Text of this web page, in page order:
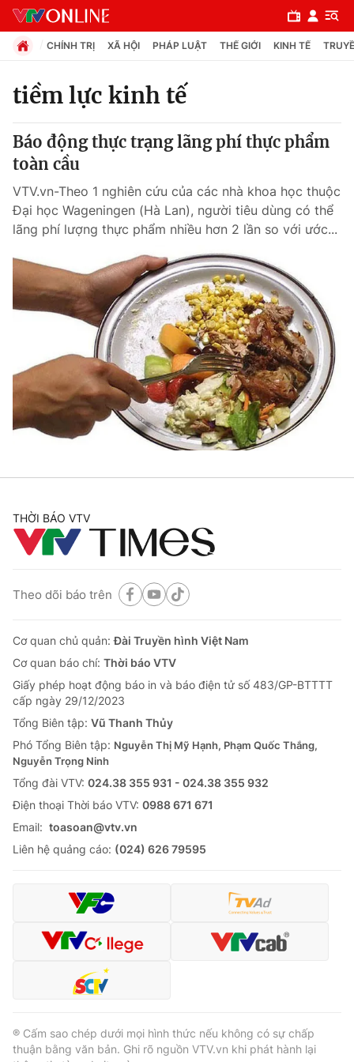
Chuyên mục
Chính trị
Xã hội
Y tế
Tin tức
Thế giới đó đây
Câu chuyện quốc tế
Kinh tế
Tài chính
Góc doanh nghiệp
Dữ liệu và đời sống
Truyền hình
Phim VTV
Hậu trường
Giải sao mai
Giải trí
Điện ảnh
Âm nhạc
Du lịch
Làm đẹp
Chất lượng cuộc sống
Tuyển sinh
Học trực tuyến
Công nghệ
Hitech Công nghệ tương lai
Sản phẩm
Thị trường
Tư vấn
Giao lưu trực tuyến
Lịch phát sóng
Chuyên mục khác
Emagazine Podcast
Video Shorts video
VTV Money
VTV Sức khoẻ Bất động sản
CHÍNH TRỊ XÃ HỘI PHÁP LUẬT THẾ GIỚI KINH TẾ
tiềm lực kinh tế
Báo động thực trạng lãng phí thực phẩm
toàn cầu
VTV.vn-Theo 1 nghiên cứu của các nhà khoa học thuộc
Đại học Wageningen (Hà Lan), người tiêu dùng có thể
lãng phí lượng thực phẩm nhiều hơn 2 lần so với ước...
THỜI BÁO VTV
Theo dõi báo trên
Cơ quan chủ quản:Đài Truyền hình Việt Nam
Cơ quan báo chí: Thời báo VTV
Giấy phép hoạt động báo in và báo điện tử số 483/GP-BTTTT
cấp ngày 29/12/2023
Tổng Biên tập: Vũ Thanh Thủy
Phó Tổng Biên tập: Nguyễn Thị Mỹ Hạnh, Phạm Quốc Thắng,
Nguyễn Trọng Ninh
Tổng đài VTV: 024.38 355 931 - 024.38 355 932
Ðiện thoại Thời báo VTV: 0988 671 671
Email: toasoan@vtv.vn
Liên hệ quảng cáo: (024) 626 79595
® Cấm sao chép dưới mọi hình thức nếu không có sự chấp
thuận bằng văn bản. Ghi rõ nguồn VTV.vn khi phát hành lại